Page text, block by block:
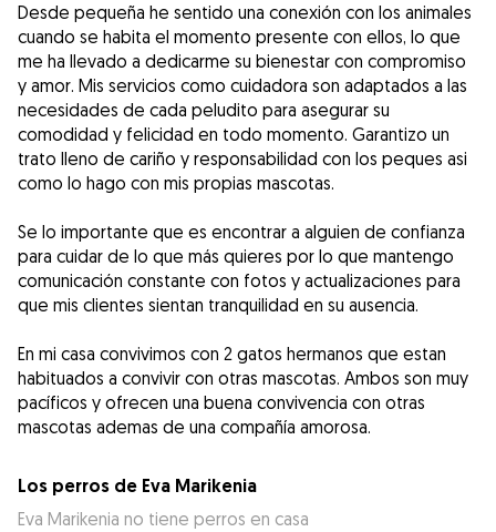
Desde pequeña he sentido una conexión con los animales
cuando se habita el momento presente con ellos, lo que
me ha llevado a dedicarme su bienestar con compromiso
y amor. Mis servicios como cuidadora son adaptados a las
necesidades de cada peludito para asegurar su
comodidad y felicidad en todo momento. Garantizo un
trato lleno de cariño y responsabilidad con los peques asi
como lo hago con mis propias mascotas.
Se lo importante que es encontrar a alguien de confianza
para cuidar de lo que más quieres por lo que mantengo
comunicación constante con fotos y actualizaciones para
que mis clientes sientan tranquilidad en su ausencia.
En mi casa convivimos con 2 gatos hermanos que estan
habituados a convivir con otras mascotas. Ambos son muy
pacíficos y ofrecen una buena convivencia con otras
mascotas ademas de una compañía amorosa.
Los perros de Eva Marikenia
Eva Marikenia no tiene perros en casa